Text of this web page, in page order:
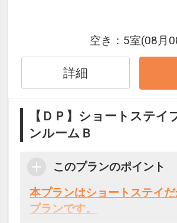
トされた場合は、ホテルの
ただきますのでご注意くだ
また、連泊のご予約をお受
できません。
●お部屋にミネラルウォータ
※おひとり様1泊につき1本
宿泊者特別販売がございます
●全室WOWOW視聴OK
●レストランご優待特典（対
カードキー掲示でご利用OK)
空き： 5室(08月
詳細
【ＤＰ】ショートステイ
ンルームＢ
このプランのポイント
本プランはショートステイ
プランです。